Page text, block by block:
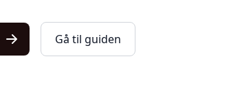
Gå til guiden